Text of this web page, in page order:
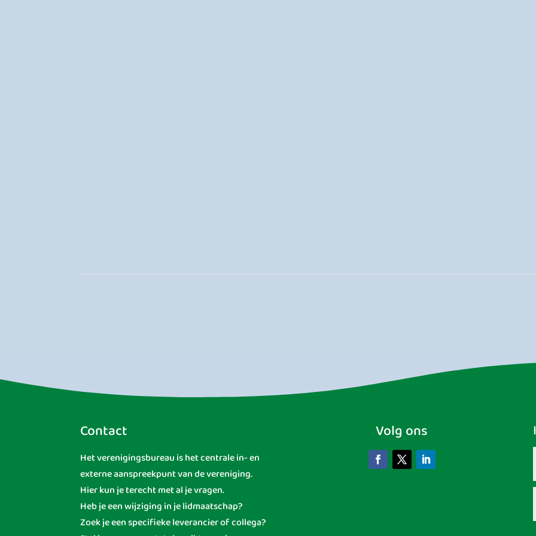
Contact
Het verenigingsbureau is het centrale in- en
externe aanspreekpunt van de vereniging.
Hier kun je terecht met al je vragen.
Heb je een wijziging in je lidmaatschap?
Zoek je een specifieke leverancier of collega?
Volg ons